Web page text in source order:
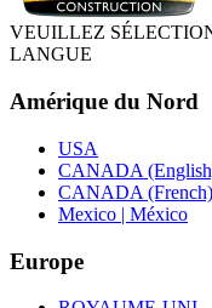
VEUILLEZ
LANGUE
Amérique du Nord
USA
CANADA
CANADA (French)
Mexico | México
Europe